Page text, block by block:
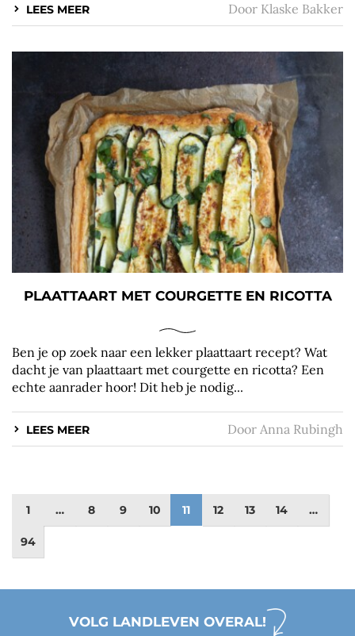
LEES MEER Door Klaske Bakker
PLAATTAART MET COURGETTE EN RICOTTA
Ben je op zoek naar een lekker plaattaart recept? Wat
dacht je van plaattaart met courgette en ricotta? Een
echte aanrader hoor! Dit heb je nodig...
LEES MEER Door Anna Rubingh
1 … 8 9 10 11 12 13 14 …
94
VOLG LANDLEVEN OVERAL!